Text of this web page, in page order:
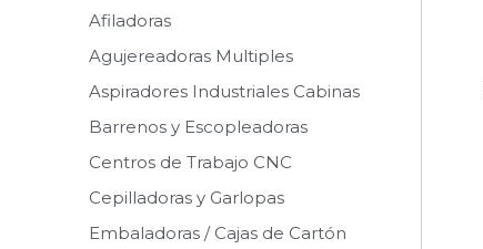
Afiladoras
Agujereadoras Multiples
Aspiradores Industriales Cabinas
Barrenos y Escopleadoras
Centros de Trabajo CNC
Cepilladoras y Garlopas
Embaladoras / Cajas de Cartón